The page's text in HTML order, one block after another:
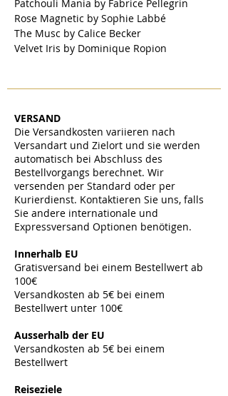
Patchouli Mania by Fabrice Pellegrin
Rose Magnetic by Sophie Labbé
The Musc by Calice Becker
Velvet Iris by Dominique Ropion
VERSAND
Die Versandkosten variieren nach
Versandart und Zielort und sie werden
automatisch bei Abschluss des
Bestellvorgangs berechnet. Wir
versenden per Standard oder per
Kurierdienst. Kontaktieren Sie uns, falls
Sie andere internationale und
Expressversand Optionen benötigen.
Innerhalb EU
Gratisversand bei einem Bestellwert ab
100€
Versandkosten ab 5€ bei einem
Bestellwert unter 100€
Ausserhalb der EU
Versandkosten ab 5€ bei einem
Bestellwert
Reiseziele